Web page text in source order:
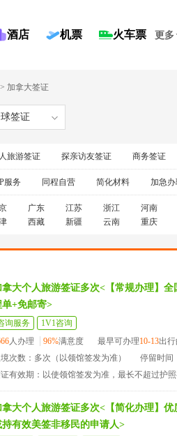
酒店 机票 火车票 更多
> 加拿大签证
签证
旅游签证 探亲访友签证 商务签证
服务 同程自营 简化材料 加急
广东 江苏 浙江
河南
西藏 新疆 云南 重庆
拿大个人旅游签证多次<【常规办理】
单+免邮寄>
询服务
1V1咨询
人办理 96%满意度 最早可办理10-13出
境次数：多次（以领馆签发为准）
停留时间
有效期：以使领馆签发为准，最长不超过护
拿大个人旅游签证多次<【简化办理】
持有效美签非移民的申请人>